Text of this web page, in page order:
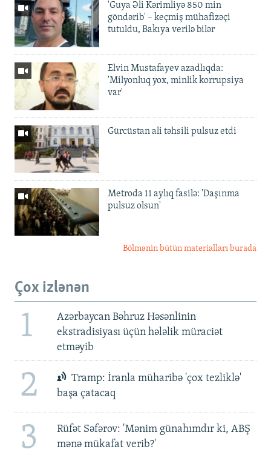
'Guya Əli Kərimliyə 850 min
göndərib' – keçmiş mühafizəçi
tutuldu, Bakıya verilə bilər
Elvin Mustafayev azadlıqda:
'Milyonluq yox, minlik korrupsiya
var'
Gürcüstan ali təhsili pulsuz etdi
Metroda 11 aylıq fasilə: 'Daşınma
pulsuz olsun'
Bölmənin bütün materialları burada
Çox izlənən
1
Azərbaycan Bəhruz Həsənlinin
ekstradisiyası üçün hələlik müraciət
etməyib
2
Tramp: İranla müharibə 'çox tezliklə'
başa çatacaq
3
Rüfət Səfərov: 'Mənim günahımdır ki, ABŞ
mənə mükafat verib?'